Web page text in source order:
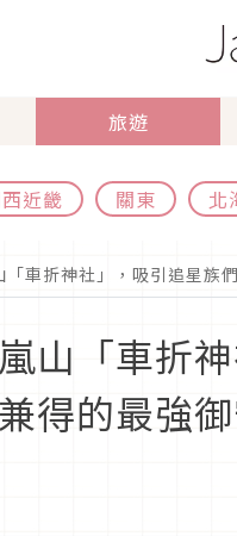
旅遊
近畿 關東 北
「車折神社」，吸引追星族
山「車折
得的最強